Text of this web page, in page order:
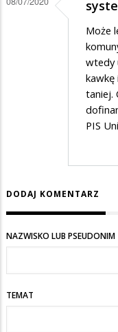
Może
wtedy
kawkę
taniej.
PIS
DODAJ KOMENTARZ
NAZWISKO LUB PSEUDONIM
TEMAT